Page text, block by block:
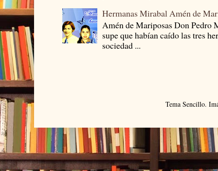
Hermanas Mirabal Amén de
Amén de Mariposas Don
supe que habían caído las tres
sociedad ...
Tema Sencillo.